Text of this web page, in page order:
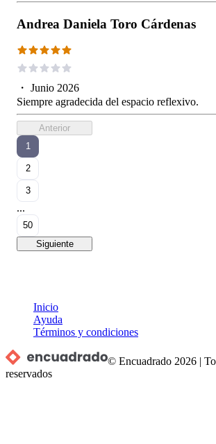
Andrea Daniela Toro Cárdenas
・ Junio 2026
Siempre agradecida del espacio reflexivo.
Anterior
1
2
3
...
50
Siguiente
Inicio
Ayuda
Términos y condiciones
© Encuadrado 2026 |
reservados